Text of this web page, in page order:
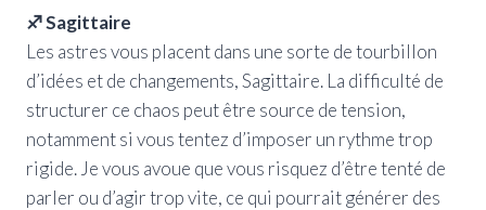
♐ Sagittaire
Les astres vous placent dans une sorte de tourbillon
d’idées et de changements, Sagittaire. La difficulté de
structurer ce chaos peut être source de tension,
notamment si vous tentez d’imposer un rythme trop
rigide. Je vous avoue que vous risquez d’être tenté de
parler ou d’agir trop vite, ce qui pourrait générer des